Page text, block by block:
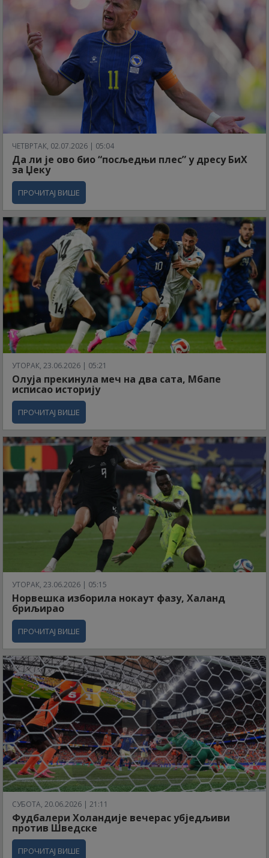
ЧЕТВРТАК, 02.07.2026 | 05:04
Да ли је ово био “посљедњи плес” у дресу БиХ
за Џеку
ПРОЧИТАЈ ВИШЕ
УТОРАК, 23.06.2026 | 05:21
Олуја прекинула меч на два сата, Мбапе
исписао историју
ПРОЧИТАЈ ВИШЕ
УТОРАК, 23.06.2026 | 05:15
Норвешка изборила нокаут фазу, Халанд
бриљирао
ПРОЧИТАЈ ВИШЕ
СУБОТА, 20.06.2026 | 21:11
Фудбалери Холандије вечерас убједљиви
против Шведске
ПРОЧИТАЈ ВИШЕ